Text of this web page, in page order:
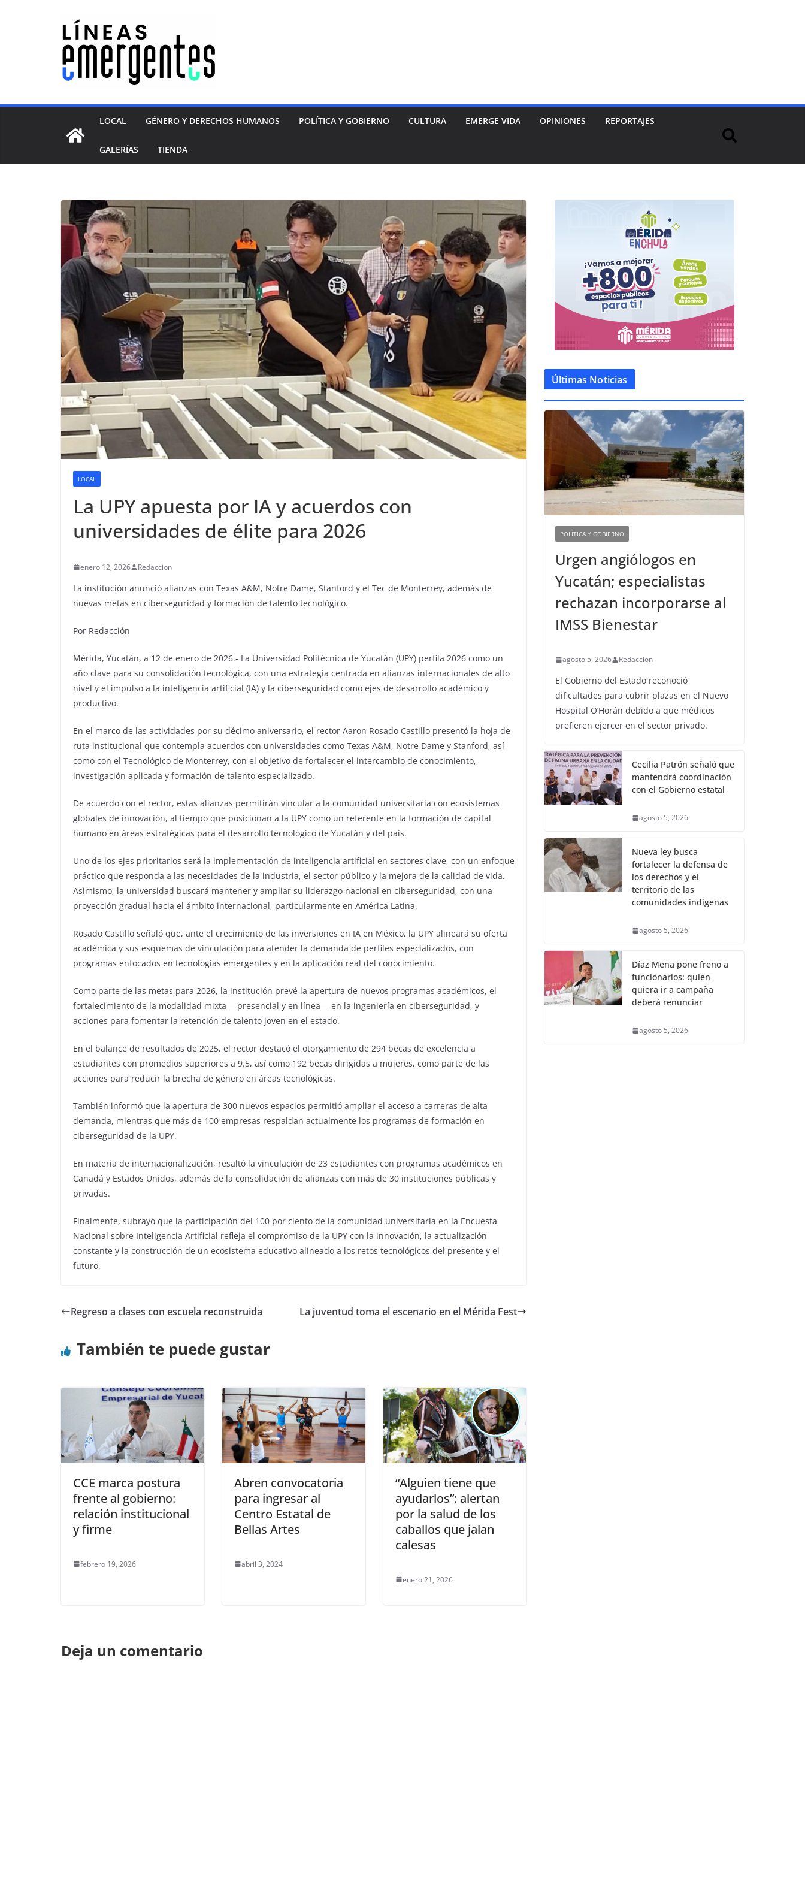
LOCAL GÉNERO Y DERECHOS HUMANOS POLÍTICA Y GOBIERNO CULTURA EMERGE VIDA OPINIONES REPORTAJES
GALERÍAS TIENDA
LOCAL
La UPY apuesta por IA y acuerdos con
universidades de élite para 2026
enero 12, 2026 Redaccion
La institución anunció alianzas con Texas A&M, Notre Dame, Stanford y el Tec de Monterrey, además de
nuevas metas en ciberseguridad y formación de talento tecnológico.
Por Redacción
Mérida, Yucatán, a 12 de enero de 2026.- La Universidad Politécnica de Yucatán (UPY) perfila 2026 como un
año clave para su consolidación tecnológica, con una estrategia centrada en alianzas internacionales de alto
nivel y el impulso a la inteligencia artificial (IA) y la ciberseguridad como ejes de desarrollo académico y
productivo.
En el marco de las actividades por su décimo aniversario, el rector Aaron Rosado Castillo presentó la hoja de
ruta institucional que contempla acuerdos con universidades como Texas A&M, Notre Dame y Stanford, así
como con el Tecnológico de Monterrey, con el objetivo de fortalecer el intercambio de conocimiento,
investigación aplicada y formación de talento especializado.
De acuerdo con el rector, estas alianzas permitirán vincular a la comunidad universitaria con ecosistemas
globales de innovación, al tiempo que posicionan a la UPY como un referente en la formación de capital
humano en áreas estratégicas para el desarrollo tecnológico de Yucatán y del país.
Uno de los ejes prioritarios será la implementación de inteligencia artificial en sectores clave, con un enfoque
práctico que responda a las necesidades de la industria, el sector público y la mejora de la calidad de vida.
Asimismo, la universidad buscará mantener y ampliar su liderazgo nacional en ciberseguridad, con una
proyección gradual hacia el ámbito internacional, particularmente en América Latina.
Rosado Castillo señaló que, ante el crecimiento de las inversiones en IA en México, la UPY alineará su oferta
académica y sus esquemas de vinculación para atender la demanda de perfiles especializados, con
programas enfocados en tecnologías emergentes y en la aplicación real del conocimiento.
Como parte de las metas para 2026, la institución prevé la apertura de nuevos programas académicos, el
fortalecimiento de la modalidad mixta —presencial y en línea— en la ingeniería en ciberseguridad, y
acciones para fomentar la retención de talento joven en el estado.
En el balance de resultados de 2025, el rector destacó el otorgamiento de 294 becas de excelencia a
estudiantes con promedios superiores a 9.5, así como 192 becas dirigidas a mujeres, como parte de las
acciones para reducir la brecha de género en áreas tecnológicas.
También informó que la apertura de 300 nuevos espacios permitió ampliar el acceso a carreras de alta
demanda, mientras que más de 100 empresas respaldan actualmente los programas de formación en
ciberseguridad de la UPY.
En materia de internacionalización, resaltó la vinculación de 23 estudiantes con programas académicos en
Canadá y Estados Unidos, además de la consolidación de alianzas con más de 30 instituciones públicas y
privadas.
Finalmente, subrayó que la participación del 100 por ciento de la comunidad universitaria en la Encuesta
Nacional sobre Inteligencia Artificial refleja el compromiso de la UPY con la innovación, la actualización
constante y la construcción de un ecosistema educativo alineado a los retos tecnológicos del presente y el
futuro.
Regreso a clases con escuela reconstruida La juventud toma el escenario en el Mérida Fest
También te puede gustar
CCE marca postura
frente al gobierno:
relación institucional
y firme
febrero 19, 2026
Abren convocatoria
para ingresar al
Centro Estatal de
Bellas Artes
abril 3, 2024
“Alguien tiene que
ayudarlos”: alertan
por la salud de los
caballos que jalan
calesas
enero 21, 2026
Deja un comentario
Últimas Noticias
POLÍTICA Y GOBIERNO
Urgen angiólogos en
Yucatán; especialistas
rechazan incorporarse al
IMSS Bienestar
agosto 5, 2026 Redaccion
El Gobierno del Estado reconoció
dificultades para cubrir plazas en el Nuevo
Hospital O’Horán debido a que médicos
prefieren ejercer en el sector privado.
Cecilia Patrón señaló que
mantendrá coordinación
con el Gobierno estatal
agosto 5, 2026
Nueva ley busca
fortalecer la defensa de
los derechos y el
territorio de las
comunidades indígenas
agosto 5, 2026
Díaz Mena pone freno a
funcionarios: quien
quiera ir a campaña
deberá renunciar
agosto 5, 2026